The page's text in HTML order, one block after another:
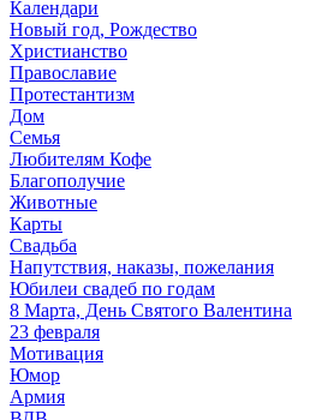
Календари
Новый год, Рождество
Христианство
Православие
Протестантизм
Дом
Семья
Любителям Кофе
Благополучие
Животные
Карты
Свадьба
Напутствия, наказы, пожелания
Юбилеи свадеб по годам
8 Марта, День Святого Валентина
23 февраля
Мотивация
Юмор
Армия